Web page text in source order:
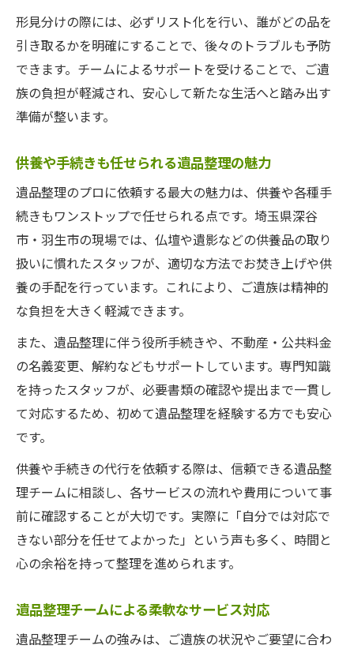
形見分けの際には、必ずリスト化を行い、誰がどの品を
引き取るかを明確にすることで、後々のトラブルも予防
できます。チームによるサポートを受けることで、ご遺
族の負担が軽減され、安心して新たな生活へと踏み出す
準備が整います。
供養や手続きも任せられる遺品整理の魅力
遺品整理のプロに依頼する最大の魅力は、供養や各種手
続きもワンストップで任せられる点です。埼玉県深谷
市・羽生市の現場では、仏壇や遺影などの供養品の取り
扱いに慣れたスタッフが、適切な方法でお焚き上げや供
養の手配を行っています。これにより、ご遺族は精神的
な負担を大きく軽減できます。
また、遺品整理に伴う役所手続きや、不動産・公共料金
の名義変更、解約などもサポートしています。専門知識
を持ったスタッフが、必要書類の確認や提出まで一貫し
て対応するため、初めて遺品整理を経験する方でも安心
です。
供養や手続きの代行を依頼する際は、信頼できる遺品整
理チームに相談し、各サービスの流れや費用について事
前に確認することが大切です。実際に「自分では対応で
きない部分を任せてよかった」という声も多く、時間と
心の余裕を持って整理を進められます。
遺品整理チームによる柔軟なサービス対応
遺品整理チームの強みは、ご遺族の状況やご要望に合わ